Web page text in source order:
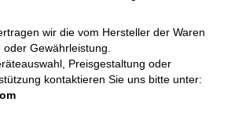
wir die vom Hersteller der Waren
Gewährleistung.
Preisgestaltung oder
kontaktieren Sie uns bitte unter: